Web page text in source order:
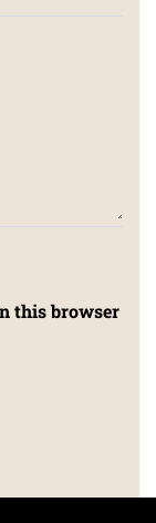
this browser